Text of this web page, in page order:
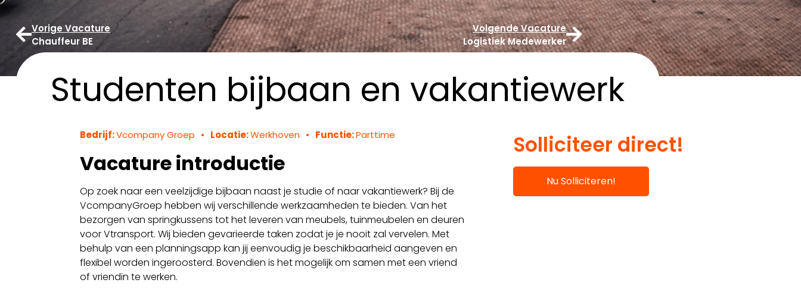
Vorige Vacature
Chauffeur BE
Volgende Vacature
Logistiek Medewerker
Studenten bijbaan en vakantiewerk
Bedrijf:Vcompany Groep • Locatie:Werkhoven • Functie:Parttime
Vacature introductie
Op zoek naar een veelzijdige bijbaan naast je studie of naar vakantiewerk? Bij de
VcompanyGroep hebben wij verschillende werkzaamheden te bieden. Van het
bezorgen van springkussens tot het leveren van meubels, tuinmeubelen en deuren
voor Vtransport. Wij bieden gevarieerde taken zodat je je nooit zal vervelen. Met
behulp van een planningsapp kan jij eenvoudig je beschikbaarheid aangeven en
flexibel worden ingeroosterd. Bovendien is het mogelijk om samen met een vriend
of vriendin te werken.
Solliciteer direct!
Nu Solliciteren!